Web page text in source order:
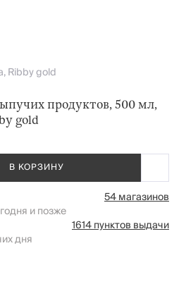
Ribby gold
продуктов, 500 мл,
gold
В КОРЗИНУ
54 магазинов
и позже
1614 пунктов выдачи
дня